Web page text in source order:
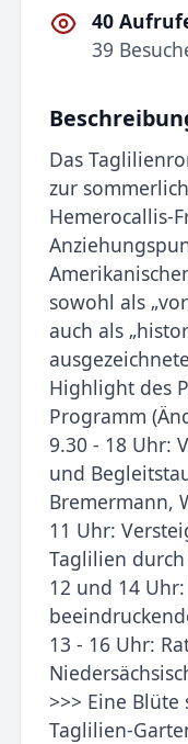
40
39
Das
zur
Hemerocallis-
sowohl als
auch als
Highlight des
Programm
9.30 - 18 Uhr:
und
Bremermann,
11 Uhr:
Taglilien
12 und 14
13 - 16 Uhr:
>>> Eine
Taglilien-